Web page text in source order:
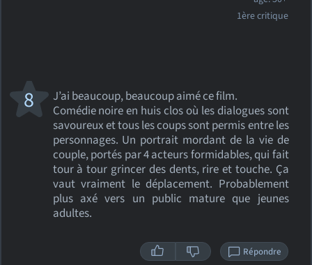
1ère critique
J’ai beaucoup, beaucoup aimé ce film.
Comédie noire en huis clos où les dialogues sont
savoureux et tous les coups sont permis entre les
personnages. Un portrait mordant de la vie de
couple, portés par 4 acteurs formidables, qui fait
tour à tour grincer des dents, rire et touche. Ça
vaut vraiment le déplacement. Probablement
plus axé vers un public mature que jeunes
adultes.
8
Répondre